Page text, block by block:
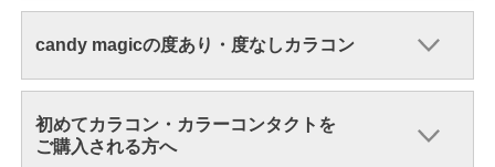
candy magicの度あり・度なしカラコン
初めてカラコン・カラーコンタクトを
ご購入される方へ